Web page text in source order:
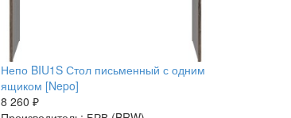
Непо BIU1S Стол письменный с одним
ящиком [Nepo]
8 260 ₽